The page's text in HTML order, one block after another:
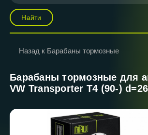
Найти
Назад к Барабаны тормозные
Барабаны тормозные для
VW Transporter T4 (90-)